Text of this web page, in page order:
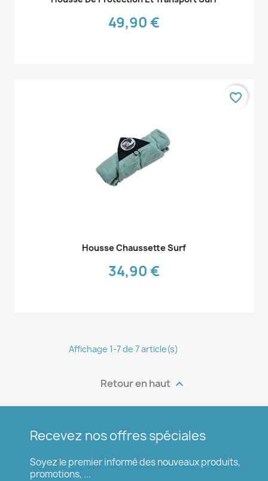
49,90 €
Aperçu rapide
Housse Chaussette Surf
34,90 €
favorite_border
Affichage 1-7 de 7 article(s)
Retour en haut 
Recevez nos offres spéciales
Soyez le premier informé des nouveaux produits,
promotions, ...